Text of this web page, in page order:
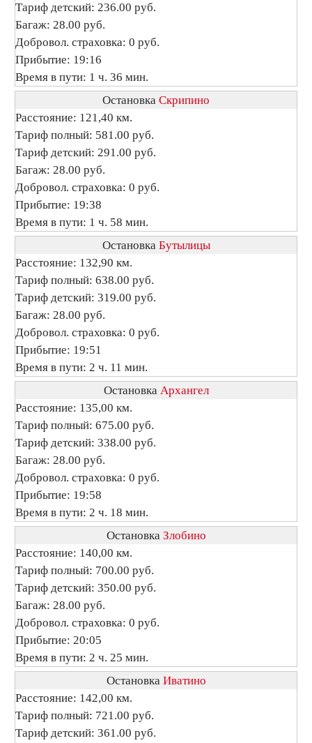
Тариф детский: 236.00 руб.
Багаж: 28.00 руб.
Добровол. страховка: 0 руб.
Прибытие: 19:16
Время в пути: 1 ч. 36 мин.
Остановка Скрипино
Расстояние: 121,40 км.
Тариф полный: 581.00 руб.
Тариф детский: 291.00 руб.
Багаж: 28.00 руб.
Добровол. страховка: 0 руб.
Прибытие: 19:38
Время в пути: 1 ч. 58 мин.
Остановка Бутылицы
Расстояние: 132,90 км.
Тариф полный: 638.00 руб.
Тариф детский: 319.00 руб.
Багаж: 28.00 руб.
Добровол. страховка: 0 руб.
Прибытие: 19:51
Время в пути: 2 ч. 11 мин.
Остановка Архангел
Расстояние: 135,00 км.
Тариф полный: 675.00 руб.
Тариф детский: 338.00 руб.
Багаж: 28.00 руб.
Добровол. страховка: 0 руб.
Прибытие: 19:58
Время в пути: 2 ч. 18 мин.
Остановка Злобино
Расстояние: 140,00 км.
Тариф полный: 700.00 руб.
Тариф детский: 350.00 руб.
Багаж: 28.00 руб.
Добровол. страховка: 0 руб.
Прибытие: 20:05
Время в пути: 2 ч. 25 мин.
Остановка Иватино
Расстояние: 142,00 км.
Тариф полный: 721.00 руб.
Тариф детский: 361.00 руб.